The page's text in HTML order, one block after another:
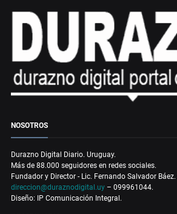
NOSOTROS
Durazno Digital Diario. Uruguay.
Más de 88.000 seguidores en redes sociales.
Fundador y Director - Lic. Fernando Salvador
direccion@duraznodigital.uy – 099961044.
Diseño: IP Comunicación Integral.